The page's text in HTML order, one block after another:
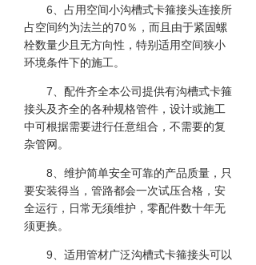
6、占用空间小沟槽式卡箍接头连接所
占空间约为法兰的70％，而且由于紧固螺
栓数量少且无方向性，特别适用空间狭小
环境条件下的施工。
7、配件齐全本公司提供有沟槽式卡箍
接头及齐全的各种规格管件，设计或施工
中可根据需要进行任意组合，不需要的复
杂管网。
8、维护简单安全可靠的产品质量，只
要安装得当，管路都会一次试压合格，安
全运行，日常无须维护，零配件数十年无
须更换。
9、适用管材广泛沟槽式卡箍接头可以